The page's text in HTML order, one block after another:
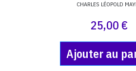
CHARLES LÉOPOLD
25,00 €
Ajouter au